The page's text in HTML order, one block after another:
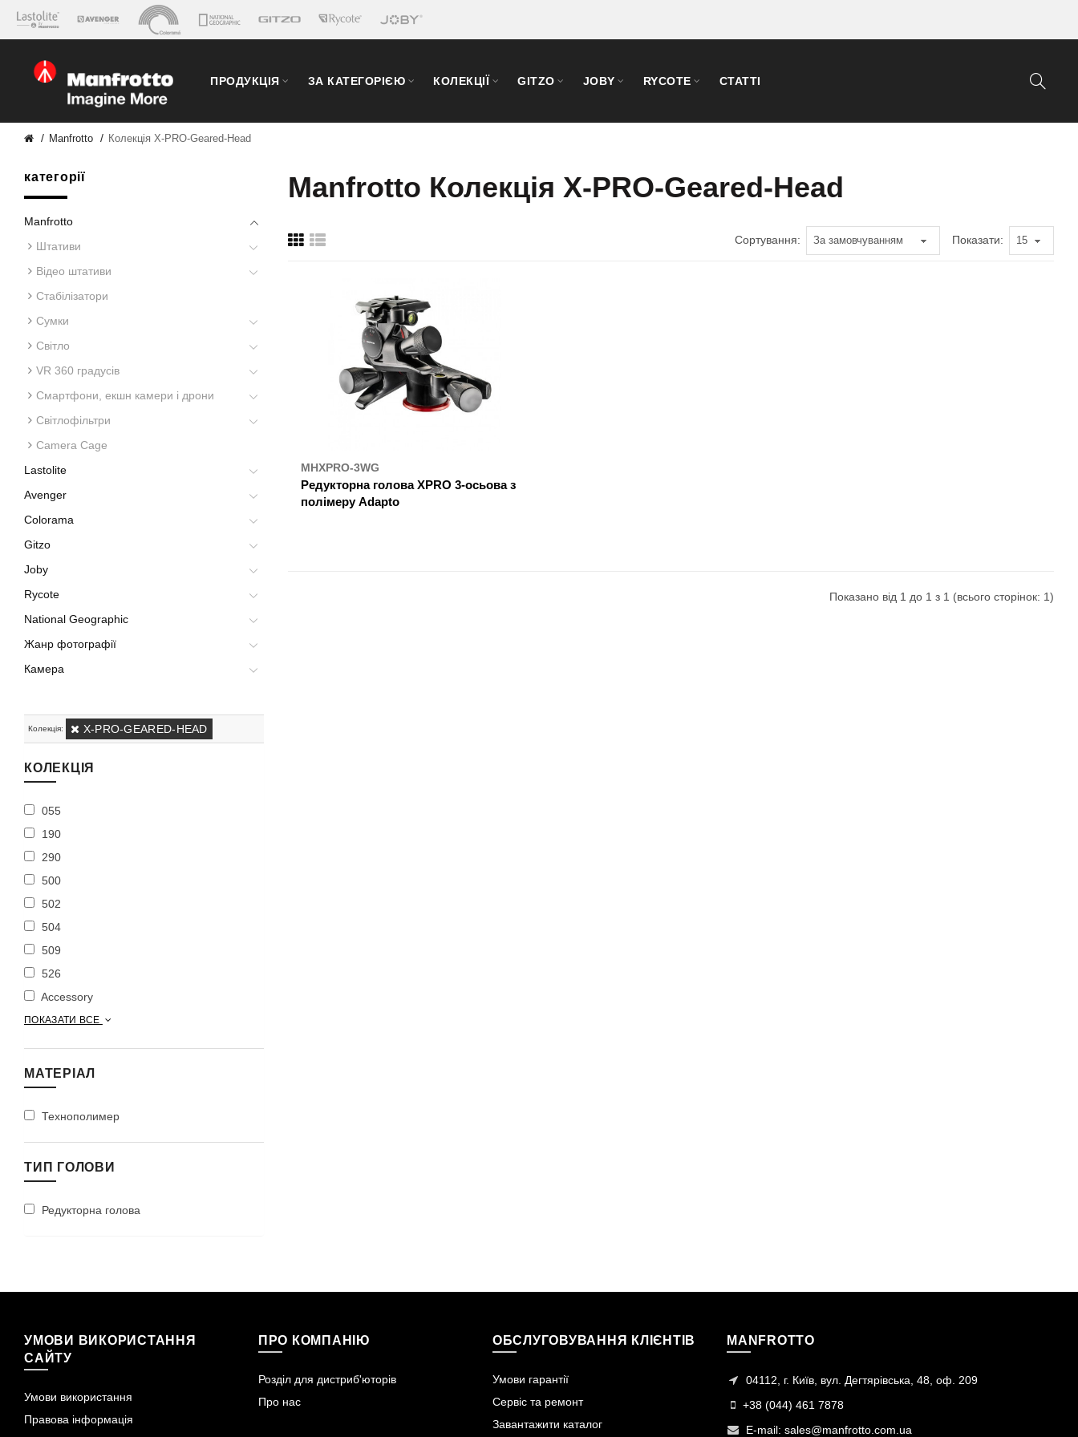
ПРОДУКЦІЯ ЗА КАТЕГОРІЄЮ КОЛЕКЦІЇ GITZO JOBY RYCOTE СТАТТІ
Manfrotto Колекція X-PRO-Geared-Head
категорії
Manfrotto
Штативи
Відео штативи
Стабілізатори
Сумки
Світло
VR 360 градусів
Смартфони, екшн камери і дрони
Світлофільтри
Camera Cage
Lastolite
Avenger
Colorama
Gitzo
Joby
Rycote
National Geographic
Жанр фотографії
Камера
Колекція: X-PRO-GEARED-HEAD
КОЛЕКЦІЯ
055
190
290
500
502
504
509
526
Accessory
ПОКАЗАТИ ВСЕ
МАТЕРІАЛ
Технополимер
ТИП ГОЛОВИ
Редукторна голова
Manfrotto Колекція X-PRO-Geared-Head
Сортування: Показати:
MHXPRO-3WG
Редукторна голова XPRO 3-осьова з
полімеру Adapto
Показано від 1 до 1 з 1 (всього сторінок: 1)
УМОВИ ВИКОРИСТАННЯ
САЙТУ
Умови використання
Правова інформація
ПРО КОМПАНІЮ
Розділ для дистриб'юторів
Про нас
ОБСЛУГОВУВАННЯ КЛІЄНТІВ
Умови гарантії
Сервіс та ремонт
Завантажити каталог
MANFROTTO
04112, г. Київ, вул. Дегтярівська, 48, оф. 209
+38 (044) 461 7878
E-mail: sales@manfrotto.com.ua